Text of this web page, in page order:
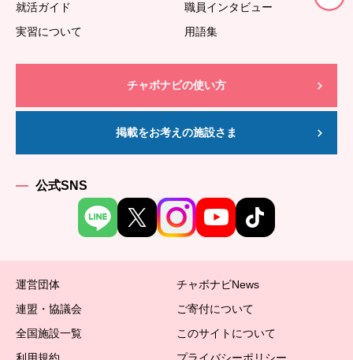
就活ガイド
職員インタビュー
実習について
用語集
チャボナビの使い方
掲載をお考えの施設さま
公式SNS
運営団体
チャボナビNews
連盟・協議会
ご寄付について
全国施設一覧
このサイトについて